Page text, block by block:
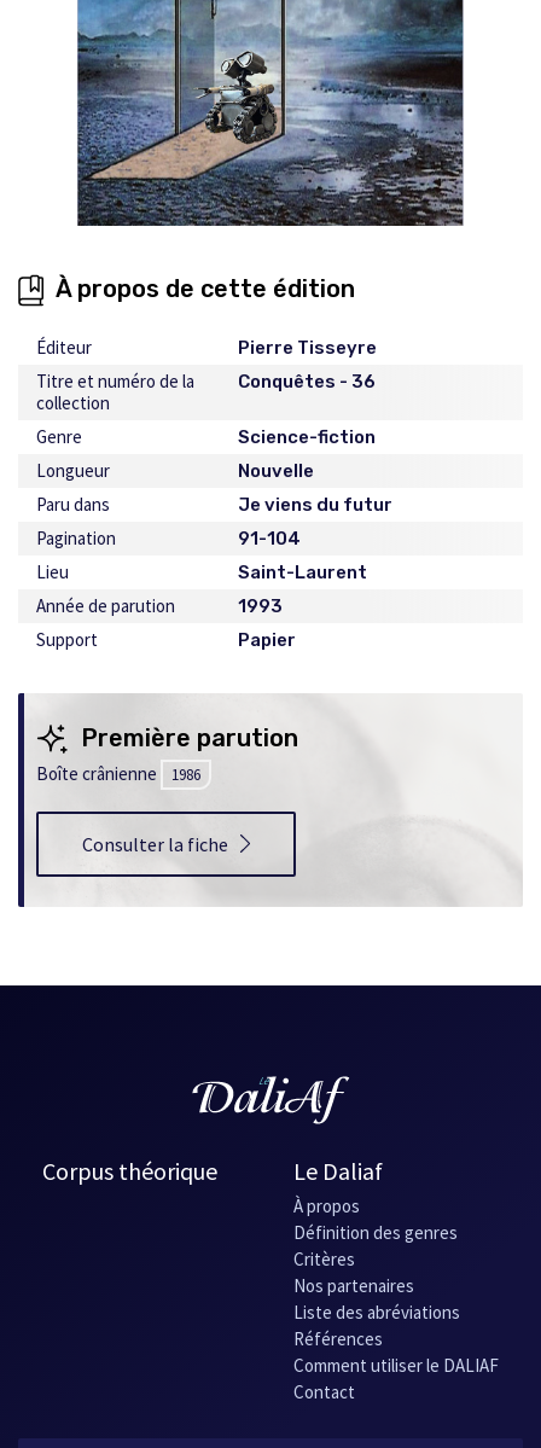
À propos de cette édition
Éditeur Pierre Tisseyre
Titre et numéro de la
collection
Conquêtes - 36
Genre Science-fiction
Longueur Nouvelle
Paru dans Je viens du futur
Pagination 91-104
Lieu Saint-Laurent
Année de parution 1993
Support Papier
Première parution
Boîte crânienne 1986
Consulter la fiche
Corpus théorique Le Daliaf
À propos
Définition des genres
Critères
Nos partenaires
Liste des abréviations
Références
Comment utiliser le DALIAF
Contact